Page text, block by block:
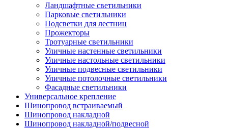
Ландшафтные светильники
Парковые светильники
Подсветки для лестниц
Прожекторы
Тротуарные светильники
Уличные настенные светильники
Уличные настольные светильники
Уличные подвесные светильники
Уличные потолочные светильники
Фасадные светильники
Универсальное крепление
Шинопровод встраиваемый
Шинопровод накладной
Шинопровод накладной/подвесной